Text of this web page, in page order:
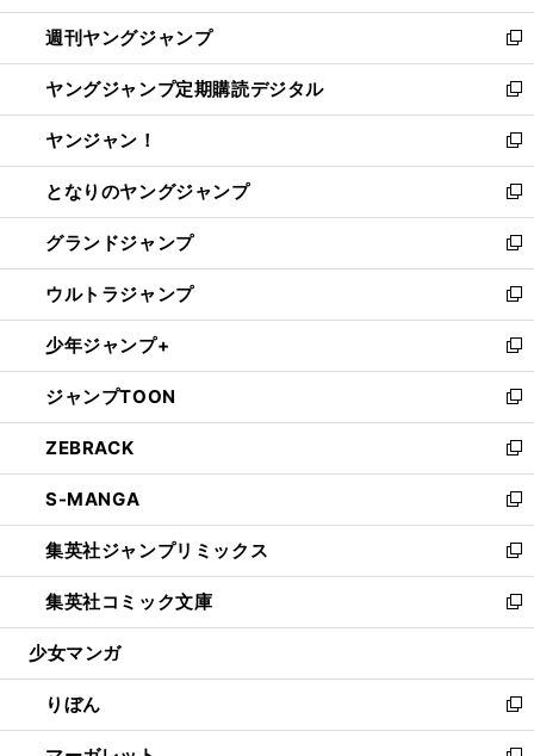
開
く
ウ
で
開
く
ン
ド
ウ
で
開
く
ウ
ィ
ン
ド
ウ
で
開
く
週刊ヤングジャンプ
新
し
い
ウ
ィ
ン
ド
ウ
で
開
く
ヤングジャンプ定期購読デジタル
新
し
い
ウ
ィ
ン
ド
ウ
で
開
く
ヤンジャン！
新
し
い
ウ
ィ
ン
ド
ウ
で
開
く
となりのヤングジャンプ
新
し
い
ウ
ィ
ン
ド
ウ
で
開
く
グランドジャンプ
新
し
い
ウ
ィ
ン
ド
ウ
で
開
く
ウルトラジャンプ
新
し
い
ウ
ィ
ン
ド
ウ
で
開
く
少年ジャンプ+
新
し
い
ウ
ィ
ン
ド
ウ
で
開
く
ジャンプTOON
新
し
い
ウ
ィ
ン
ド
ウ
で
開
ZEBRACK
新
し
い
ウ
ィ
ン
ド
ウ
開
く
S-MANGA
新
し
い
ウ
ィ
ン
ウ
で
開
集英社ジャンプリミックス
新
し
い
ウ
ン
ド
ウ
集英社コミック文庫
新
し
ウ
ィ
ン
少女マンガ
りぼん
新
し